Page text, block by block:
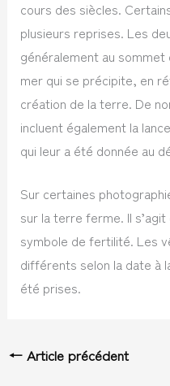
cours des siècles.
plusieurs reprises. Les
généralement au
mer qui se précipite, en
création de la terre. De
incluent également la
qui leur a été donnée au
Sur certaines
sur la terre ferme. Il
symbole de fertilité. Les
différents selon la date à
été prises.
←Article précédent